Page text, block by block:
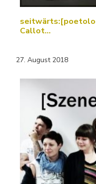
Callot…
27. August 2018